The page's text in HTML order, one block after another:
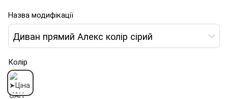
Назва модифікації
Диван прямий Алекс колір сірий
Колір